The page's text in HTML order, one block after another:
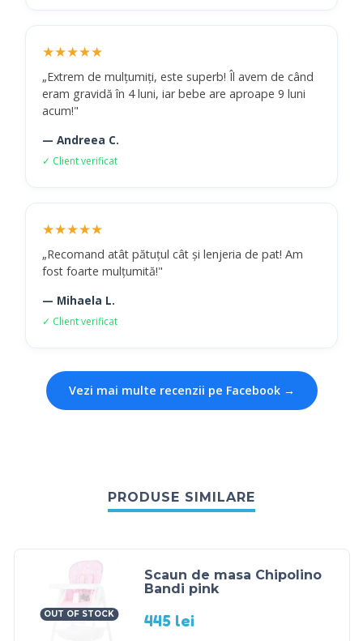
★★★★★
„Extrem de mulțumiți, este superb! Îl avem de când
eram gravidă în 4 luni, iar bebe are aproape 9 luni
acum!"
— Andreea C.
✓ Client verificat
★★★★★
„Recomand atât pătuțul cât și lenjeria de pat! Am
fost foarte mulțumită!"
— Mihaela L.
✓ Client verificat
Vezi mai multe recenzii pe Facebook →
PRODUSE SIMILARE
OUT OF STOCK
Scaun de masa Chipolino
Bandi pink
445 lei